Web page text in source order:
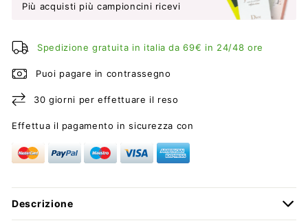
Più acquisti più campioncini ricevi
Spedizione gratuita in italia da 69€ in 24/48 ore
Puoi pagare in contrassegno
30 giorni per effettuare il reso
Effettua il pagamento in sicurezza con
Descrizione